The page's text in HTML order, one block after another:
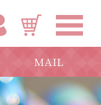
MAIL